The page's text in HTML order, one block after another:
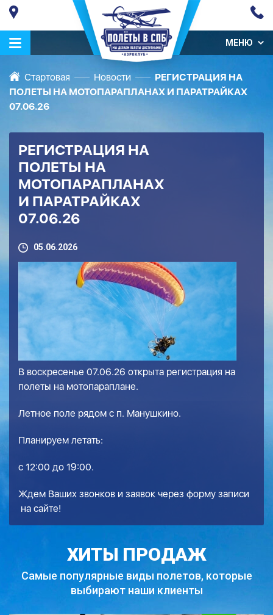
МЕНЮ
Стартовая Новости
РЕГИСТРАЦИЯ НА
ПОЛЕТЫ НА МОТОПАРАПЛАНАХ И ПАРАТРАЙКАХ
07.06.26
РЕГИСТРАЦИЯ НА
ПОЛЕТЫ НА
МОТОПАРАПЛАНАХ
И ПАРАТРАЙКАХ
07.06.26
05.06.2026
В воскресенье 07.06.26 открыта регистрация на
полеты на мотопараплане.
Летное поле рядом с п. Манушкино.
Планируем летать:
с 12:00 до 19:00.
Ждем Ваших звонков и заявок через форму записи
на сайте!
ХИТЫ ПРОДАЖ
Самые популярные виды полетов, которые
выбирают наши клиенты